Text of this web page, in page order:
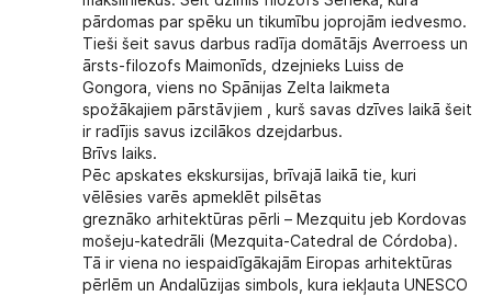
pārdomas par spēku un tikumību joprojām iedvesmo.
Tieši šeit savus darbus radīja domātājs Averroess un
ārsts-filozofs Maimonīds, dzejnieks Luiss de
Gongora, viens no Spānijas Zelta laikmeta
spožākajiem pārstāvjiem , kurš savas dzīves laikā šeit
ir radījis savus izcilākos dzejdarbus.
Brīvs laiks.
Pēc apskates ekskursijas, brīvajā laikā tie, kuri
vēlēsies varēs apmeklēt pilsētas
greznākoarhitektūras pērli – Mezquitu jeb Kordovas
mošeju-katedrāli (Mezquita-Catedral de Córdoba).
Tā ir viena no iespaidīgākajām Eiropas arhitektūras
pērlēm un Andalūzijas simbols, kura iekļauta UNESCO